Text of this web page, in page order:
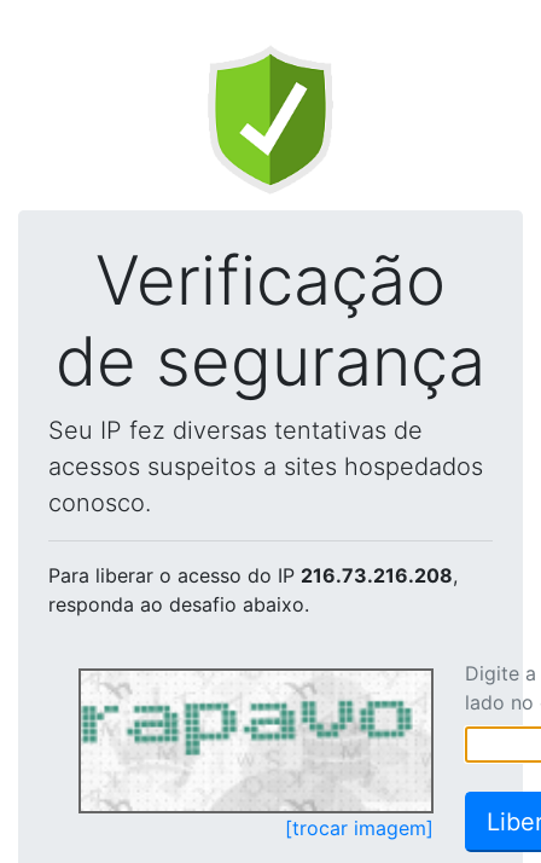
Verificação
de segurança
Seu IP fez diversas tentativas de
acessos suspeitos a sites hospedados
conosco.
Para liberar o acesso do IP 216.73.216.208,
responda ao desafio abaixo.
[trocar imagem]
Digite
lado no